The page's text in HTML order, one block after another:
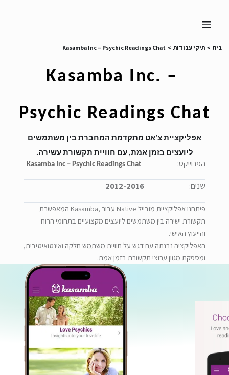
Kasamba Inc – Psychic Readings Chat > תיקי עבודות > בית
Kasamba Inc. –
Psychic Readings Chat
אפליקציית צ’אט מתקדמת המחברת בין משתמשים
ליועצים בזמן אמת, עם חוויית תקשורת עשירה.
פיתחנו אפליקציית מובייל Native עבור Kasamba, המאפשרת
תקשורת ישירה בין משתמשים ליועצים מקצועיים בתחומי הרוח
והייעוץ האישי.
האפליקציה נבנתה עם דגש על חוויית משתמש חלקה ואינטואיטיבית,
ומספקת מגוון ערוצי תקשורת בזמן אמת.
Kasamba Inc – Psychic Readings Chat הפרוייקט:
2012-2016 שנים: